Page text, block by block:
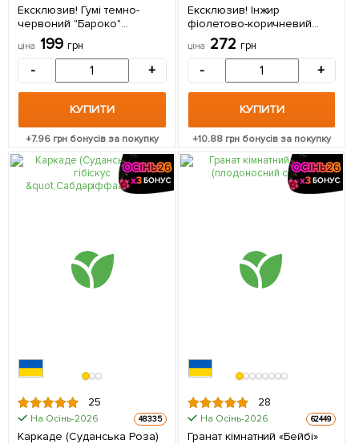
Ексклюзив! Гумі темно-
червоний "Бароко"
(Baroque) (преміальний
самозапильний сорт) 1
саджанець в упаковці
ціна 199 грн
- +
КУПИТИ
+7.96 грн бонусів за покупку
Ексклюзив! Інжир
фіолетово-коричневий
"Чикаго Харді" (Chicago
Hardy) (преміальний,
морозостійкий, ранній) 1
саджанець в упаковці
ціна 272 грн
- +
КУПИТИ
+10.88 грн бонусів за покупку
25
На Осінь-2026 48335
Каркаде (Суданська Роза)
28
На Осінь-2026 62449
Гранат кімнатний «Бейбі»